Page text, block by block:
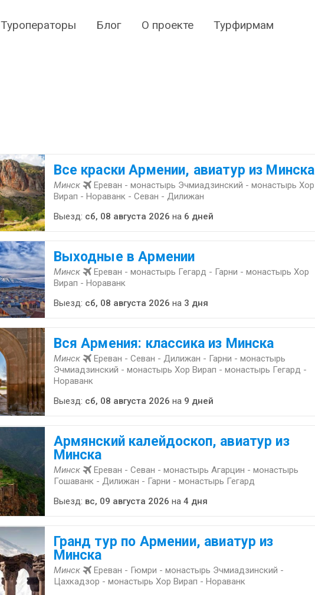
Туроператоры Блог О проекте Турфирмам
Все краски Армении, авиатур из Минска
Минск
Ереван - монастырь Эчмиадзинский - монастырь Хор
Вирап - Нораванк - Севан - Дилижан
Выезд: сб, 08 августа 2026 на 6 дней
Выходные в Армении
Минск
Ереван - монастырь Гегард - Гарни - монастырь Хор
Вирап - Нораванк
Выезд: сб, 08 августа 2026 на 3 дня
Вся Армения: классика из Минска
Минск
Ереван - Севан - Дилижан - Гарни - монастырь
Эчмиадзинский - монастырь Хор Вирап - монастырь Гегард -
Нораванк
Выезд: сб, 08 августа 2026 на 9 дней
Армянский калейдоскоп, авиатур из
Минска
Минск
Ереван - Севан - монастырь Агарцин - монастырь
Гошаванк - Дилижан - Гарни - монастырь Гегард
Выезд: вс, 09 августа 2026 на 4 дня
Гранд тур по Армении, авиатур из
Минска
Минск
Ереван - Гюмри - монастырь Эчмиадзинский -
Цахкадзор - монастырь Хор Вирап - Нораванк